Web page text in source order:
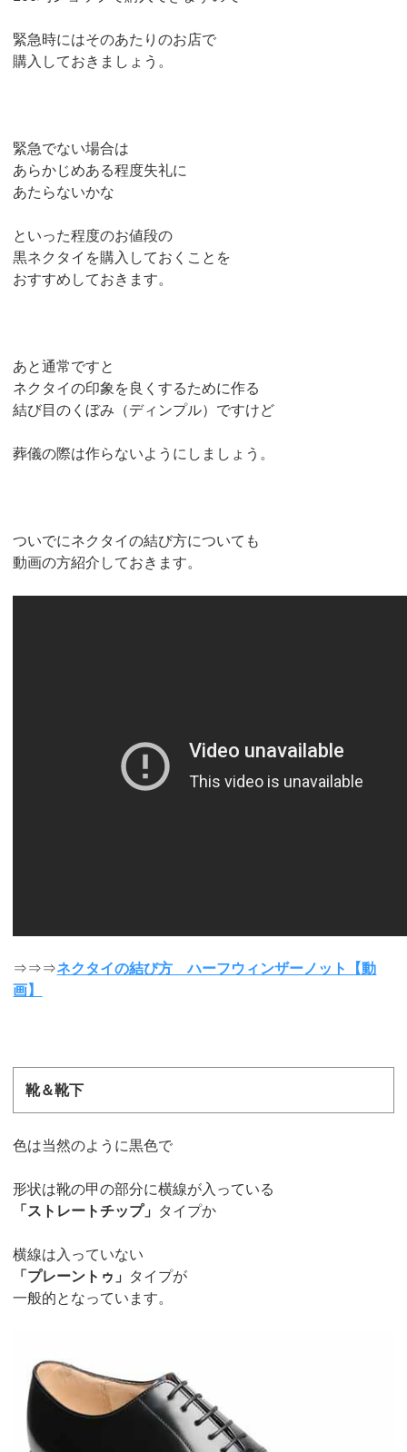
緊急時にはそのあたりのお店で
購入しておきましょう。
緊急でない場合は
あらかじめある程度失礼に
あたらないかな
といった程度のお値段の
黒ネクタイを購入しておくことを
おすすめしておきます。
あと通常ですと
ネクタイの印象を良くするために作る
結び目のくぼみ（ディンプル）ですけど
葬儀の際は作らないようにしましょう。
ついでにネクタイの結び方についても
動画の方紹介しておきます。
⇒⇒⇒ネクタイの結び方 ハーフウィンザーノット【動
画】
靴＆靴下
色は当然のように黒色で
形状は靴の甲の部分に横線が入っている
「ストレートチップ」 タイプか
横線は入っていない
「プレーントゥ」 タイプが
一般的となっています。